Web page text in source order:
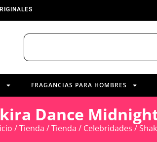
FRAGANCIAS PARA HOMBRES
Dance
/Tienda /Tienda / Celebridades /